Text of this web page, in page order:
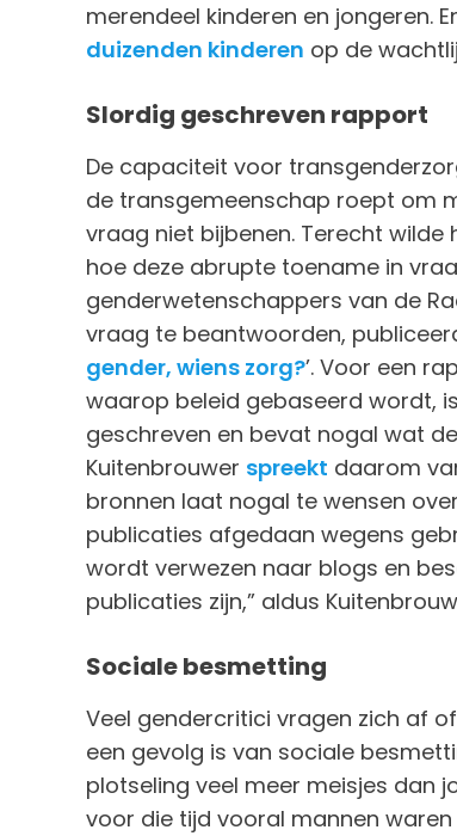
merendeel kinderen en jongeren.
duizenden kinderen op de
Slordig geschreven rapport
De capaciteit voor
de transgemeenschap roept om
vraag niet bijbenen. Terecht
hoe deze abrupte toename in
genderwetenschappers van de
vraag te beantwoorden,
gender, wiens zorg?’. Voor een
waarop beleid gebaseerd wordt,
geschreven en bevat nogal wat
Kuitenbrouwer spreekt daarom
bronnen laat nogal te wensen
publicaties afgedaan wegens
wordt verwezen naar blogs en
publicaties zijn,” aldus
Sociale besmetting
Veel gendercritici vragen zich af
een gevolg is van sociale
plotseling veel meer meisjes dan
voor die tijd vooral mannen